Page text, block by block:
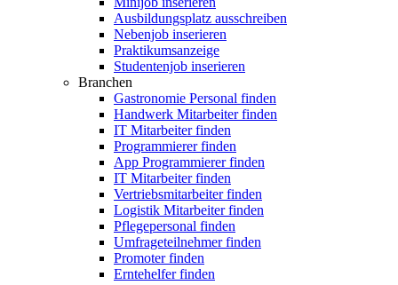
Ausbildungsplatz ausschreiben
Nebenjob inserieren
Praktikumsanzeige
Studentenjob inserieren
Branchen
Gastronomie Personal finden
Handwerk Mitarbeiter finden
IT Mitarbeiter finden
Programmierer finden
App Programmierer finden
IT Mitarbeiter finden
Vertriebsmitarbeiter finden
Logistik Mitarbeiter finden
Pflegepersonal finden
Umfrageteilnehmer finden
Promoter finden
Erntehelfer finden